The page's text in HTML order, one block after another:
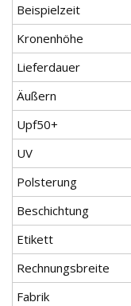
Beispielzeit
Kronenhöhe
Lieferdauer
Äußern
Upf50+
UV
Polsterung
Beschichtung
Etikett
Rechnungsbreite
Fabrik